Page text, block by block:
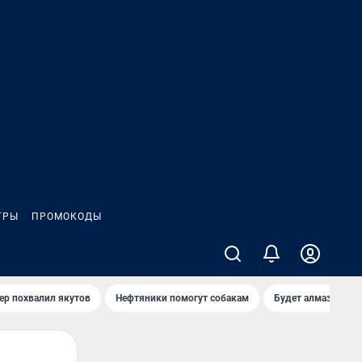
ПРОМОКОДЫ
похвалил якутов Нефтяники помогут собакам Будет алмазный